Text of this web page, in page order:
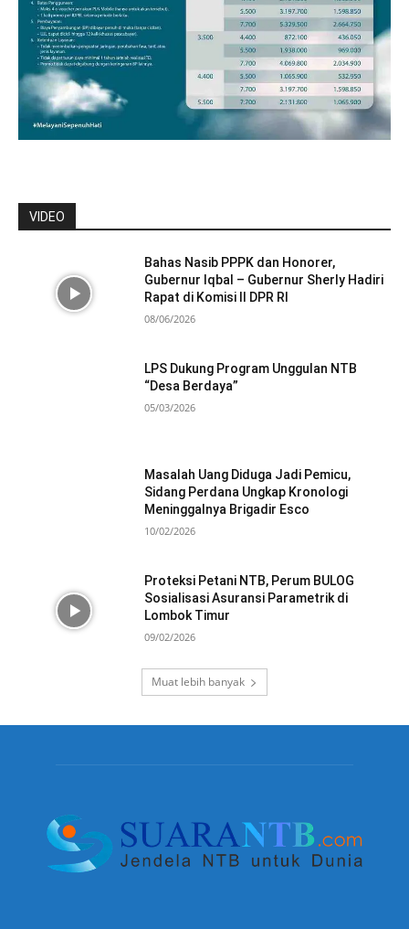
VIDEO
Bahas Nasib PPPK dan Honorer,
Gubernur Iqbal – Gubernur Sherly Hadiri
Rapat di Komisi II DPR RI
08/06/2026
LPS Dukung Program Unggulan NTB
“Desa Berdaya”
05/03/2026
Masalah Uang Diduga Jadi Pemicu,
Sidang Perdana Ungkap Kronologi
Meninggalnya Brigadir Esco
10/02/2026
Proteksi Petani NTB, Perum BULOG
Sosialisasi Asuransi Parametrik di
Lombok Timur
09/02/2026
Muat lebih banyak